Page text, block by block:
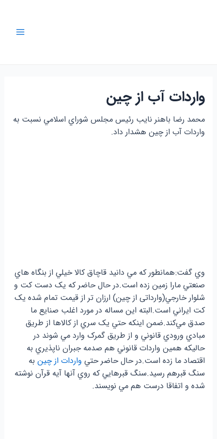
واردات آب از چين
محمد رضا باهنر نايب رئيس مجلس شوراي اسلامي نسبت به
واردات آب از چين هشدار داد.
وي گفت:همانطور که مي دانيد قاچاق کالا خيلي از بنگاه هاي
صنعتي مارا زمين زده است.در حال حاضر که يک دست کت و
شلوار خارجي(وارداتی از چین) ارزان تر از قيمت تمام شده يک
کت ايراني است.البته اين مساله در مورد اغلب صنايع ما
صدق مي‌کند.ضمن اينکه حتي يک سري از کالاها از طريق
مبادي ورودي قانوني و از طريق گمرک وارد مي شوند در
حاليکه همين واردات قانوني هم صدمه جبران ناپذيري به
اقتصاد ما زده است.در حال حاضر حتي واردات از چین به
سنگ قبرهم رسید.سنگ قبرهايي که روي آنها آيه قرآن نوشته
شده و اتفاقا درست هم مي نويسند.